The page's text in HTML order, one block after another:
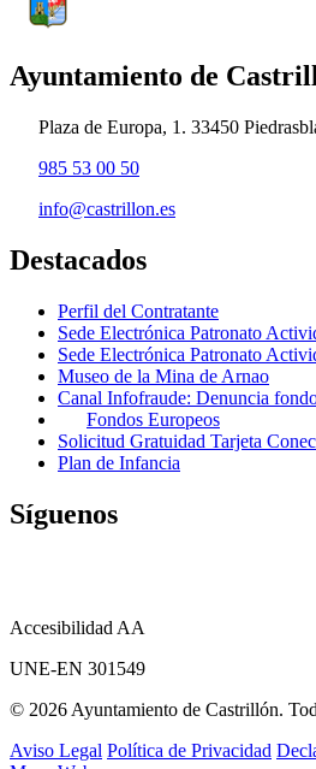
Ayuntamiento de
Plaza de Europa, 1. 33450
985 53 00 50
info@castrillon.es
Destacados
Perfil del Contratante
Sede Electrónica Patronato
Sede Electrónica Patronato
Museo de la Mina de Arnao
Canal Infofraude: Denuncia
Fondos Europeos
Solicitud Gratuidad Tarjeta
Plan de Infancia
Síguenos
Accesibilidad AA
UNE-EN 301549
© 2026 Ayuntamiento de Castrillón.
Aviso Legal Política de Privacidad